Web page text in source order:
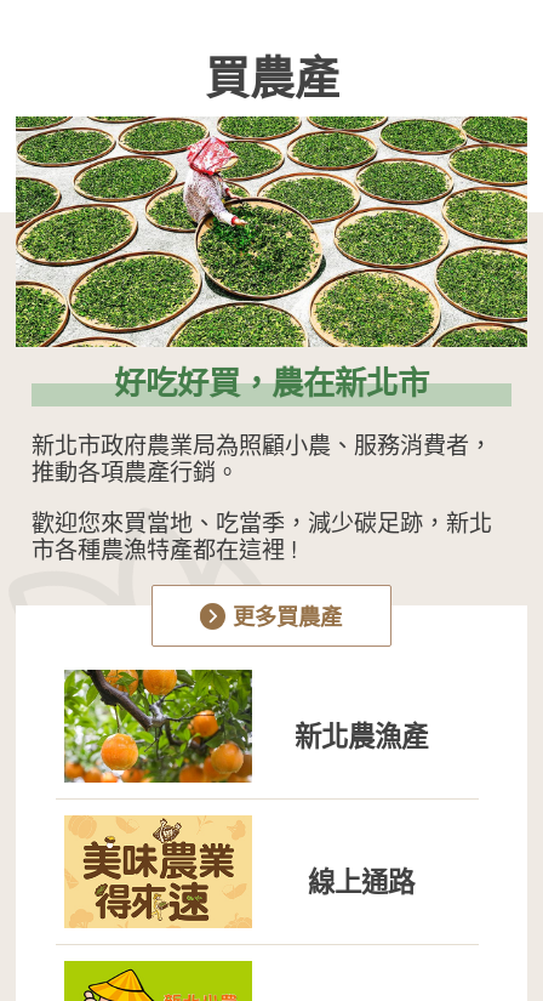
買農產
好吃好買，農在新北市
新北市政府農業局為照顧小農、服務消費者，
推動各項農產行銷。
歡迎您來買當地、吃當季，減少碳足跡，新北
市各種農漁特產都在這裡 !
更多買農產
新北農漁產
線上通路